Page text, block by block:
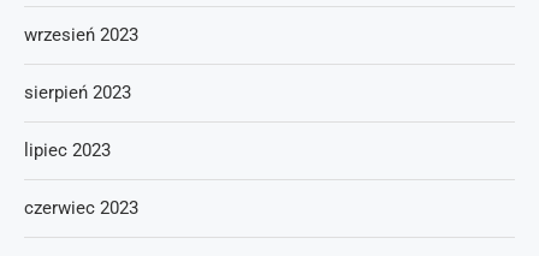
wrzesień 2023
sierpień 2023
lipiec 2023
czerwiec 2023